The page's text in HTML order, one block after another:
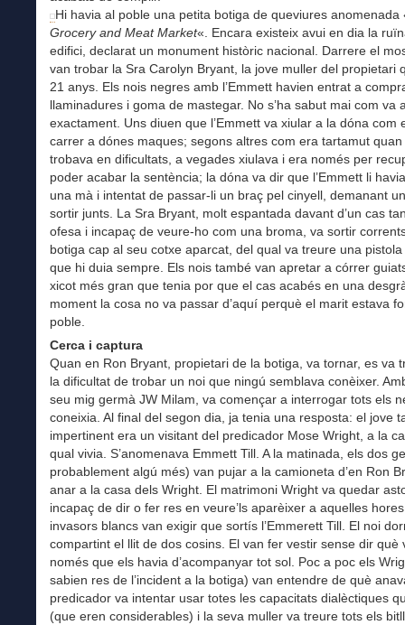
Hi havia al poble una petita botiga de queviures anomenada
Grocery and Meat Market«. Encara existeix avui en dia la
edifici, declarat un monument històric nacional. Darrere el
van trobar la Sra Carolyn Bryant, la jove muller del propietari
21 anys. Els nois negres amb l’Emmett havien entrat a
llaminadures i goma de mastegar. No s’ha sabut mai com va
exactament. Uns diuen que l’Emmett va xiular a la dóna com
carrer a dónes maques; segons altres com era tartamut quan
trobava en dificultats, a vegades xiulava i era només per
poder acabar la sentència; la dóna va dir que l’Emmett li
una mà i intentat de passar-li un braç pel cinyell, demanant
sortir junts. La Sra Bryant, molt espantada davant d’un cas
ofesa i incapaç de veure-ho com una broma, va sortir
botiga cap al seu cotxe aparcat, del qual va treure una
que hi duia sempre. Els nois també van apretar a córrer
xicot més gran que tenia por que el cas acabés en una
moment la cosa no va passar d’aquí perquè el marit estava
poble.
Cerca i captura
Quan en Ron Bryant, propietari de la botiga, va tornar, es va
la dificultat de trobar un noi que ningú semblava conèixer.
seu mig germà JW Milam, va començar a interrogar tots els
coneixia. Al final del segon dia, ja tenia una resposta: el jove
impertinent era un visitant del predicador Mose Wright, a la
qual vivia. S’anomenava Emmett Till. A la matinada, els dos
probablement algú més) van pujar a la camioneta d’en Ron
anar a la casa dels Wright. El matrimoni Wright va quedar
incapaç de dir o fer res en veure’ls aparèixer a aquelles
invasors blancs van exigir que sortís l’Emmerett Till. El noi
compartint el llit de dos cosins. El van fer vestir sense dir què
només que els havia d’acompanyar tot sol. Poc a poc els
sabien res de l’incident a la botiga) van entendre de què
predicador va intentar usar totes les capacitats dialèctiques
(que eren considerables) i la seva muller va treure tots els